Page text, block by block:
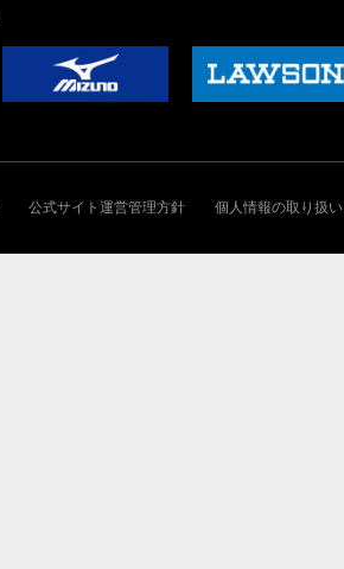
公式サイト運営管理方針 個人情報の取り扱い